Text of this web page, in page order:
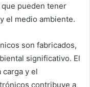
pueden tener
el medio ambiente.
son fabricados,
significativo. El
carga y el
contribuye a